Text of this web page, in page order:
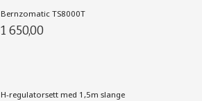
Bernzomatic TS8000T
1 650,00
H-regulatorsett med 1,5m slange